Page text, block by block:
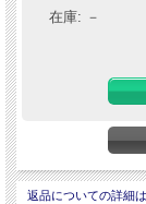
・当店内の全ての画
・お客様のパソコン
・天候によって色・
在庫: －
返品についての詳細